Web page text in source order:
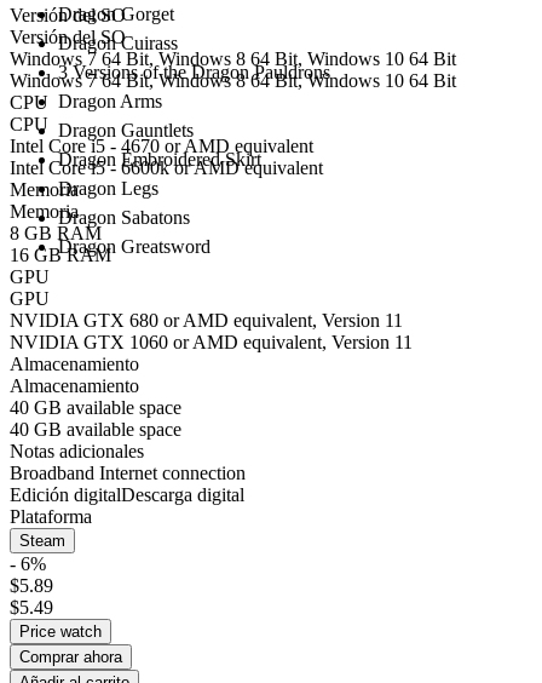
Dragon Gorget
Dragon Cuirass
3 Versions of the Dragon Pauldrons
Dragon Arms
Dragon Gauntlets
Dragon Embroidered Skirt
Dragon Legs
Dragon Sabatons
Dragon Greatsword
Versión del SO
Versión del SO
Windows 7 64 Bit, Windows 8 64 Bit, Windows 10 64 Bit
Windows 7 64 Bit, Windows 8 64 Bit, Windows 10 64 Bit
CPU
CPU
Intel Core i5 - 4670 or AMD equivalent
Intel Core i5 - 6600k or AMD equivalent
Memoria
Memoria
8 GB RAM
16 GB RAM
GPU
GPU
NVIDIA GTX 680 or AMD equivalent, Version 11
NVIDIA GTX 1060 or AMD equivalent, Version 11
Almacenamiento
Almacenamiento
40 GB available space
40 GB available space
Notas adicionales
Broadband Internet connection
Edición digitalDescarga digital
Plataforma
Steam
- 6%
$5.89
$5.49
Price watch
Comprar ahora